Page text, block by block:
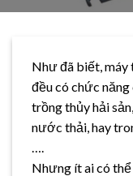
Như đã biết, máy
đều có chức
trồng thủy hải
nước thải, hay
….
Nhưng ít ai có